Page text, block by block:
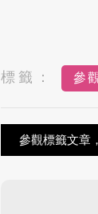
標籤： 參
參觀標籤文章